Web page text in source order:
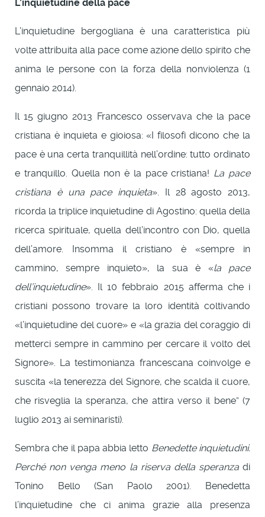
L’inquietudine della pace
L’inquietudine bergogliana è una caratteristica più
volte attribuita alla pace come azione dello spirito che
anima le persone con la forza della nonviolenza (1
gennaio 2014).
Il 15 giugno 2013 Francesco osservava che la pace
cristiana è inquieta e gioiosa: «I filosofi dicono che la
pace è una certa tranquillità nell’ordine: tutto ordinato
e tranquillo. Quella non è la pace cristiana! La pace
cristiana è una pace inquieta». Il 28 agosto 2013,
ricorda la triplice inquietudine di Agostino: quella della
ricerca spirituale, quella dell’incontro con Dio, quella
dell’amore. Insomma il cristiano è «sempre in
cammino, sempre inquieto», la sua è «la pace
dell’inquietudine». Il 10 febbraio 2015 afferma che i
cristiani possono trovare la loro identità coltivando
«l’inquietudine del cuore» e «la grazia del coraggio di
metterci sempre in cammino per cercare il volto del
Signore». La testimonianza francescana coinvolge e
suscita «la tenerezza del Signore, che scalda il cuore,
che risveglia la speranza, che attira verso il bene” (7
luglio 2013 ai seminaristi).
Sembra che il papa abbia letto Benedette inquietudini.
Perché non venga meno la riserva della speranza di
Tonino Bello (San Paolo 2001). Benedetta
l’inquietudine che ci anima grazie alla presenza